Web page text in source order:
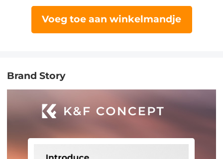
Voeg toe aan winkelmandje
Brand Story